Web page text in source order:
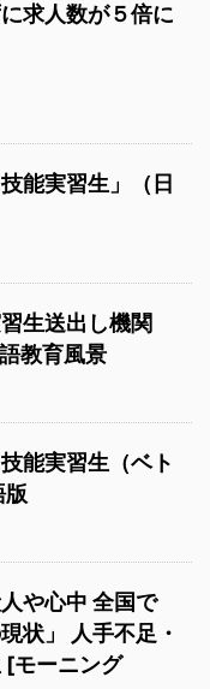
求人数が５倍に
能実習生」（日
生送出し機関
教育風景
能実習生（ベト
版
や心中 全国で
状」 人手不足・
[モーニング